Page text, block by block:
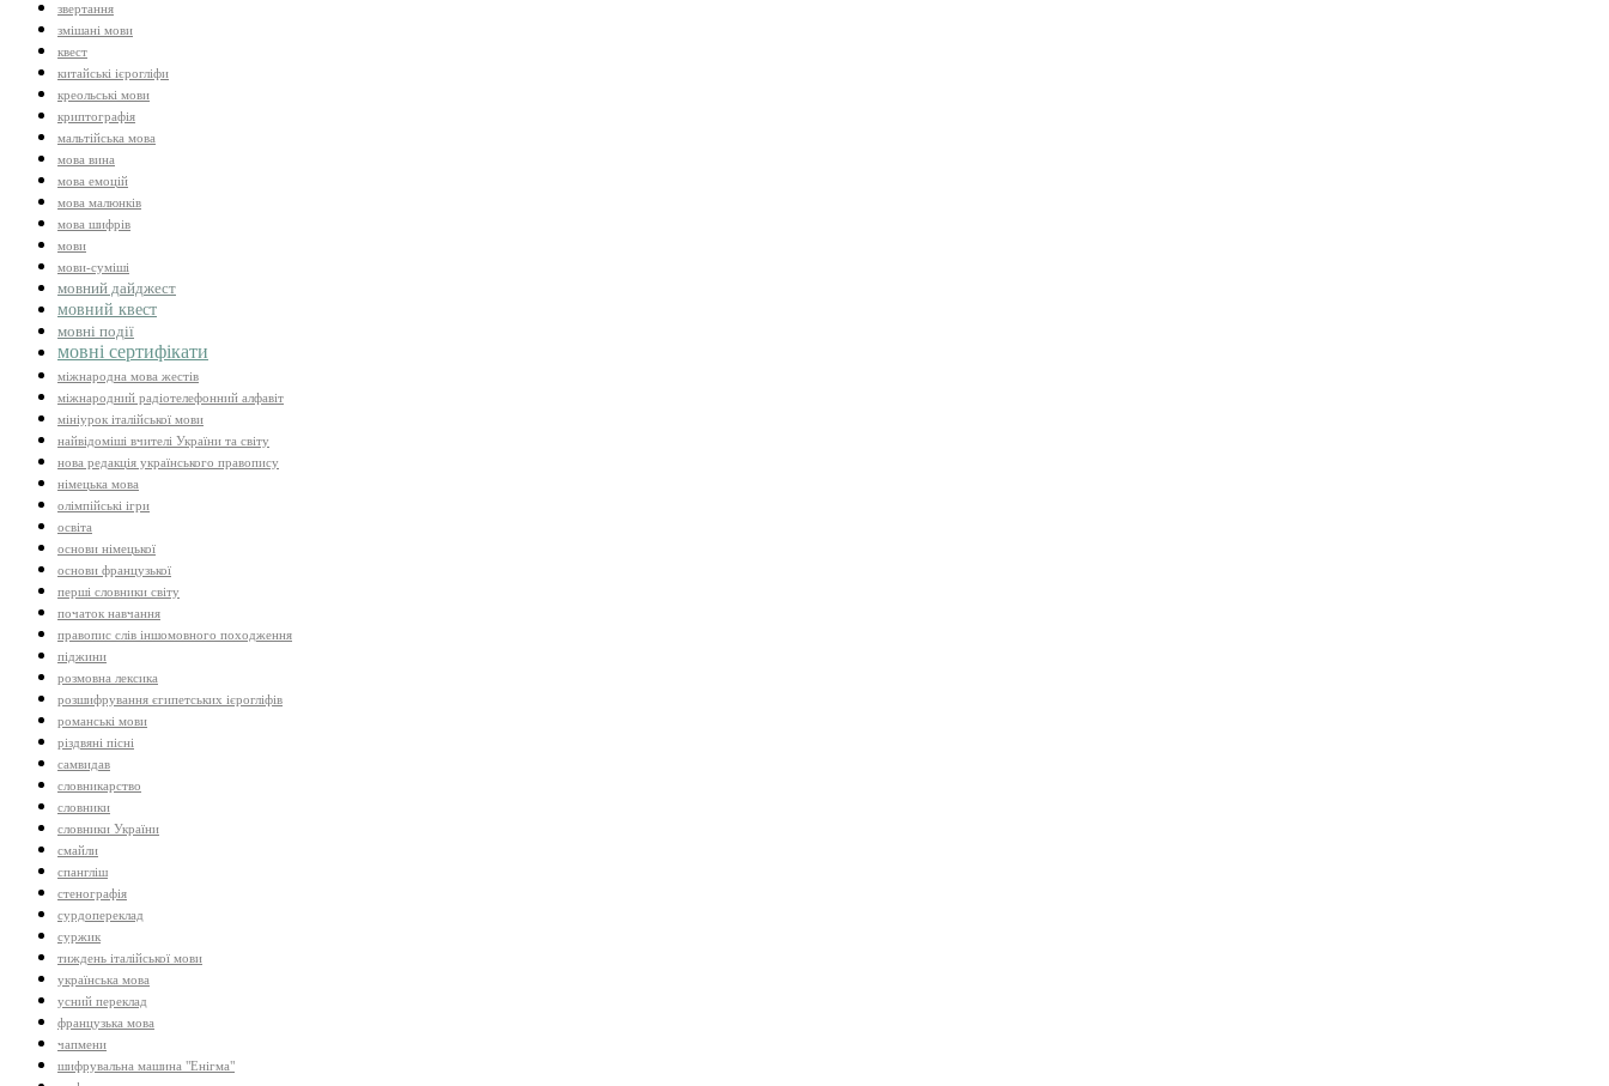
звертання
змішані мови
квест
китайські ієрогліфи
креольські мови
криптографія
мальтійська мова
мова вина
мова емоцій
мова малюнків
мова шифрів
мови
мови-суміші
мовний дайджест
мовний квест
мовні події
мовні сертифікати
міжнародна мова жестів
міжнародний радіотелефонний алфавіт
мініурок італійської мови
найвідоміші вчителі України та світу
нова редакція українського правопису
німецька мова
олімпійські ігри
освіта
основи німецької
основи французької
перші словники світу
початок навчання
правопис слів іншомовного походження
піджини
розмовна лексика
розшифрування єгипетських ієрогліфів
романські мови
різдвяні пісні
самвидав
словникарство
словники
словники України
смайли
спангліш
стенографія
сурдопереклад
суржик
тиждень італійської мови
українська мова
усний переклад
французька мова
чапмени
шифрувальна машина "Енігма"